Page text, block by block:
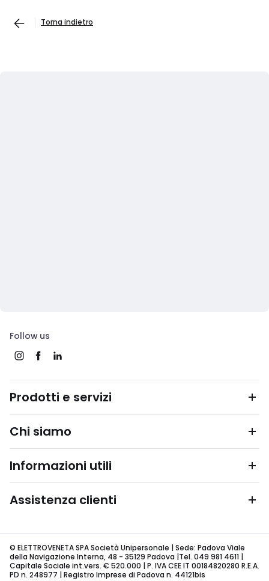
Torna indietro
Follow us
Prodotti e servizi
Chi siamo
Informazioni utili
Assistenza clienti
© ELETTROVENETA SPA Società Unipersonale | Sede: Padova Viale
della Navigazione Interna, 48 - 35129 Padova |Tel. 049 981 4611 |
Capitale Sociale int.vers. € 520.000 | P. IVA CEE IT 00184820280 R.E.A.
PD n. 248977 | Registro Imprese di Padova n. 44121bis